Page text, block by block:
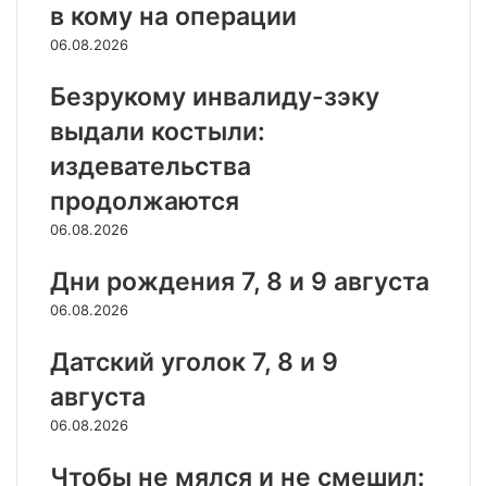
в кому на операции
06.08.2026
Безрукому инвалиду-зэку
выдали костыли:
издевательства
продолжаются
06.08.2026
Дни рождения 7, 8 и 9 августа
06.08.2026
Датский уголок 7, 8 и 9
августа
06.08.2026
Чтобы не мялся и не смешил: